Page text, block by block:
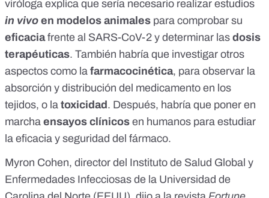
viróloga explica que sería necesario realizar estudios
in vivo en modelos animales para comprobar su
eficaciafrente al SARS-CoV-2 y determinar las dosis
terapéuticas. También habría que investigar otros
aspectos como la farmacocinética, para observar la
absorción y distribución del medicamento en los
tejidos, o la toxicidad . Después, habría que poner en
marcha ensayos clínicos en humanos para estudiar
la eficacia y seguridad del fármaco.
Myron Cohen, director del Instituto de Salud Global y
Enfermedades Infecciosas de la Universidad de